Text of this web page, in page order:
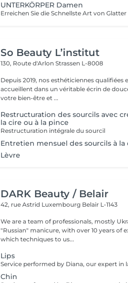
UNTERKÖRPER Damen
So Beauty L’institut
130, Route d'ArlonStrassen L-8008
Depuis 2019, nos esthéticiennes qualifiées
accueillent dans un véritable écrin de
votre bien-être et ...
Restructuration des sourcils avec
la cire ou à la pince
Restructuration intégrale du sourcil
Entretien mensuel des sourcils à la
Lèvre
DARK Beauty / Belair
42, rue Astrid Luxembourg Belair L-1143
We are a team of professionals, mostly
"Russian" manicure, with over 10 years of
which techniques to us...
Lips
Chin